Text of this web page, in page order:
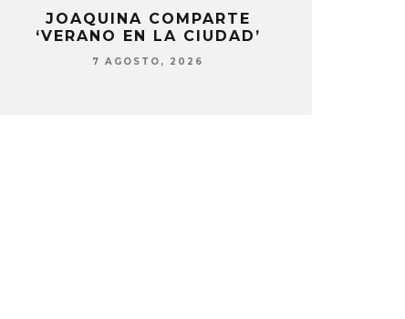
JOAQUINA COMPARTE
‘VERANO EN LA CIUDAD’
7 AGOSTO, 2026